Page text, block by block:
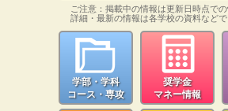
ご注意：掲載中の情報は更新日時点での
詳細・最新の情報は各学校の資料など
学部・学科
コース・専攻
奨学金
マネー情報